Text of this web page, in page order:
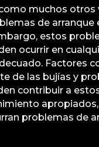
muchos otros
de arranque
estos
ocurrir en
Factores
de las bujías y
contribuir a
problemas de